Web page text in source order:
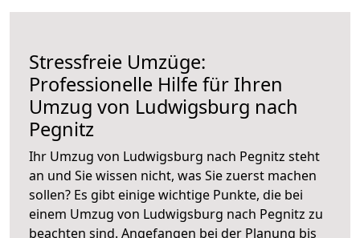
Stressfreie Umzüge:
Professionelle Hilfe für Ihren
Umzug von Ludwigsburg nach
Pegnitz
Ihr Umzug von Ludwigsburg nach Pegnitz steht
an und Sie wissen nicht, was Sie zuerst machen
sollen? Es gibt einige wichtige Punkte, die bei
einem Umzug von Ludwigsburg nach Pegnitz zu
beachten sind. Angefangen bei der Planung bis